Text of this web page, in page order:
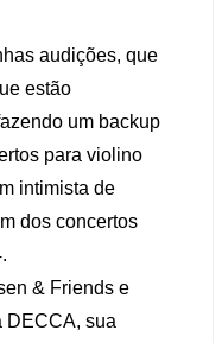
audições, que
estão
um backup
para violino
intimista de
dos concertos
& Friends e
DECCA, sua